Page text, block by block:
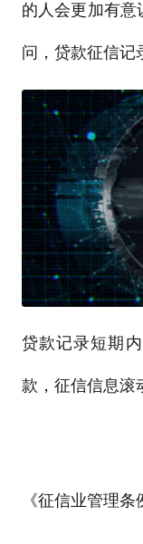
的人会更加有意
问，贷款征信记
贷款记录短期
款，征信信息滚
《征信业管理条